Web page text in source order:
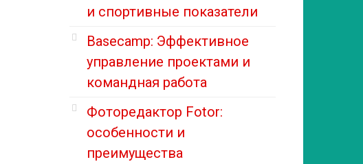
и спортивные показатели
Basecamp: Эффективное
управление проектами и
командная работа
Фоторедактор Fotor:
особенности и
преимущества